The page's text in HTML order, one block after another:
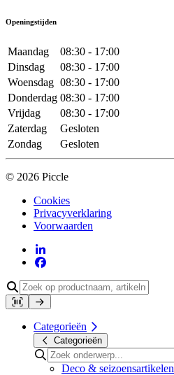
Openingstijden
Maandag
08:30 - 17:00
Dinsdag
08:30 - 17:00
Woensdag 08:30 - 17:00
Donderdag 08:30 - 17:00
Vrijdag
08:30 - 17:00
Zaterdag
Gesloten
Zondag
Gesloten
© 2026 Piccle
Cookies
Privacyverklaring
Voorwaarden
Categorieën
Categorieën
Deco & seizoensartikelen